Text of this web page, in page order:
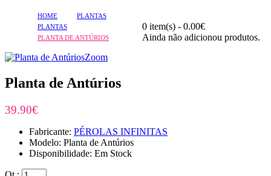
0 item(s) - 0.00€
Ainda não adicionou produtos.
HOME
PLANTAS
PLANTAS
PLANTA DE ANTÚRIOS
Zoom
Planta de Antúrios
39.90€
Fabricante: PÉROLAS INFINITAS
Modelo: Planta de Antúrios
Disponibilidade: Em Stock